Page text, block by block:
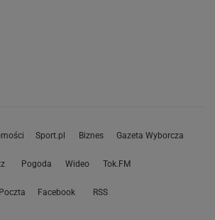
Sport.pl Biznes Gazeta Wyborcza
Pogoda Wideo Tok.FM
Poczta Facebook RSS